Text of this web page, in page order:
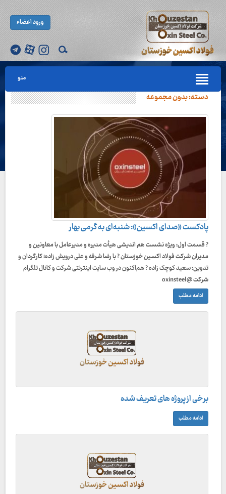
ورود اعضاء
منو
دسته:بدون مجموعه
پادکست «صدای اکسین»: شنبه‌ای به گرمی بهار
? قسمت اول: ویژه نشست هم اندیشی هیأت مدیره و مدیرعامل با معاونین و
مدیران شرکت فولاد اکسین خوزستان ? با رضا شرفه و علی درویش زاده؛ کارگردان و
تدوین: سعید کوچک زاده ? هم‌اکنون در وب سایت اینترنتی شرکت و کانال تلگرام
شرکت @oxinsteel
ادامه مطلب
برخی از پروژه های تعریف شده
ادامه مطلب